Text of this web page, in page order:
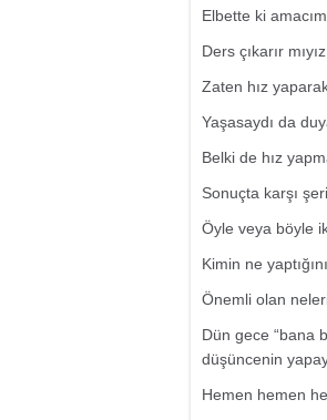
Elbette ki
Ders çıkarır
Zaten hız
Yaşasaydı da
Belki de hız
Sonuçta karşı
Öyle veya böyle
Kimin ne
Önemli olan
Dün gece “bana
düşüncenin
Hemen hemen